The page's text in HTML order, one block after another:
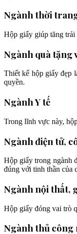
Ngành thời
Hộp giấy giúp tăng trải
Ngành quà tặng
Thiết kế hộp giấy đẹp
quyền.
Ngành Y tế
Trong lĩnh vực này,
Ngành điện tử,
Hộp giấy trong ngành
đúng với tinh thần của
Ngành nội thất,
Hộp giấy đóng vai trò
Ngành thủ công